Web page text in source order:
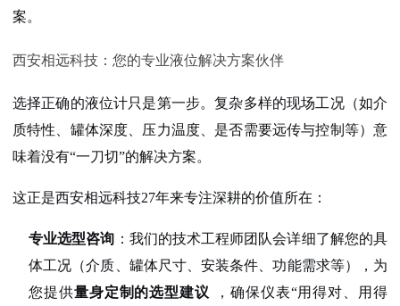
案。
西安相远科技：您的专业液位解决方案伙伴
选择正确的液位计只是第一步。复杂多样的现场工况（如介
质特性、罐体深度、压力温度、是否需要远传与控制等）意
味着没有“一刀切”的解决方案。
这正是西安相远科技27年来专注深耕的价值所在：
专业选型咨询 ：我们的技术工程师团队会详细了解您的具
体工况（介质、罐体尺寸、安装条件、功能需求等），为
您提供量身定制的选型建议
，确保仪表“用得对、用得